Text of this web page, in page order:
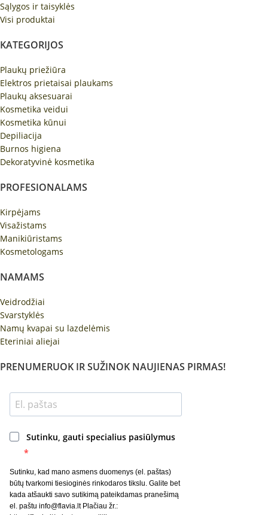
Sąlygos ir taisyklės
Visi produktai
KATEGORIJOS
Plaukų priežiūra
Elektros prietaisai plaukams
Plaukų aksesuarai
Kosmetika veidui
Kosmetika kūnui
Depiliacija
Burnos higiena
Dekoratyvinė kosmetika
PROFESIONALAMS
Kirpėjams
Visažistams
Manikiūristams
Kosmetologams
NAMAMS
Veidrodžiai
Svarstyklės
Namų kvapai su lazdelėmis
Eteriniai aliejai
PRENUMERUOK IR SUŽINOK NAUJIENAS PIRMAS!
Sutinku, gauti specialius pasiūlymus
Sutinku, kad mano asmens duomenys (el. paštas)
būtų tvarkomi tiesioginės rinkodaros tikslu. Galite bet
kada atšaukti savo sutikimą pateikdamas pranešimą
el. paštu info@flavia.lt Plačiau žr.: